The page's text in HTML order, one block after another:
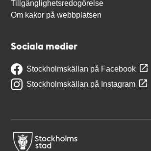
Tillgänglighetsredogörelse
Om kakor på webbplatsen
Sociala medier
Stockholmskällan på Facebook
Stockholmskällan på Instagram